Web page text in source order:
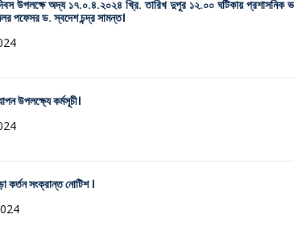
উপলক্ষে অদ্য ১৭.০.৪.২০২৪ খ্রি. তারিখ দুপুর ১২.০০ ঘটিকায় প্রশাসনিক
পফেসর ড. স্বদেশ চন্দ্র সামন্ত।
উপলক্ষ্যে কর্মসূচী।
কর্তন সংক্রান্ত নোটিশ ।